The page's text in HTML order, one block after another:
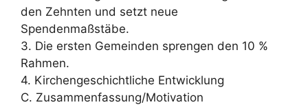
den Zehnten und setzt neue
Spendenmaßstäbe.
3. Die ersten Gemeinden sprengen den 10 %
Rahmen.
4. Kirchengeschichtliche Entwicklung
C. Zusammenfassung/Motivation